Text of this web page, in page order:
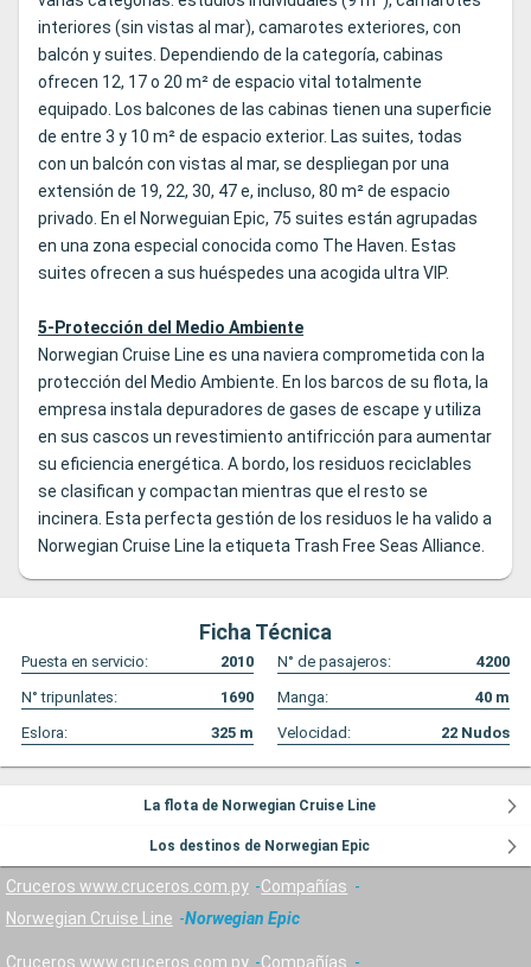
interiores (sin vistas al mar), camarotes exteriores, con
balcón y suites. Dependiendo de la categoría, cabinas
ofrecen 12, 17 o 20 m² de espacio vital totalmente
equipado. Los balcones de las cabinas tienen una superficie
de entre 3 y 10 m² de espacio exterior. Las suites, todas
con un balcón con vistas al mar, se despliegan por una
extensión de 19, 22, 30, 47 e, incluso, 80 m² de espacio
privado. En el Norweguian Epic, 75 suites están agrupadas
en una zona especial conocida como The Haven. Estas
suites ofrecen a sus huéspedes una acogida ultra VIP.
5-Protección del Medio Ambiente
Norwegian Cruise Line es una naviera comprometida con la
protección del Medio Ambiente. En los barcos de su flota, la
empresa instala depuradores de gases de escape y utiliza
en sus cascos un revestimiento antifricción para aumentar
su eficiencia energética. A bordo, los residuos reciclables
se clasifican y compactan mientras que el resto se
incinera. Esta perfecta gestión de los residuos le ha valido a
Norwegian Cruise Line la etiqueta Trash Free Seas Alliance.
Ficha Técnica
Puesta en servicio: 2010 N° de pasajeros:
4200
N° tripunlates:
1690 Manga: 40 m
Eslora:
325 m Velocidad: 22 Nudos
La flota de Norwegian Cruise Line
Los destinos de Norwegian Epic
Cruceros www.cruceros.com.py
Compañías
Norwegian Cruise Line
Norwegian Epic
Cruceros www.cruceros.com.py
Compañías